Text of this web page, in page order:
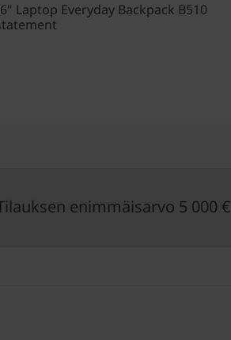
Laptop Everyday Backpack B510
enimmäisarvo 5 000 €